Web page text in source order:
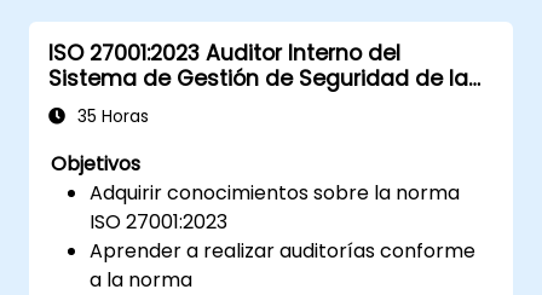
ISO 27001:2023 Auditor Interno del
Sistema de Gestión de Seguridad de la
Información
35 Horas
Objetivos
Adquirir conocimientos sobre la norma
ISO 27001:2023
Aprender a realizar auditorías conforme
a la norma